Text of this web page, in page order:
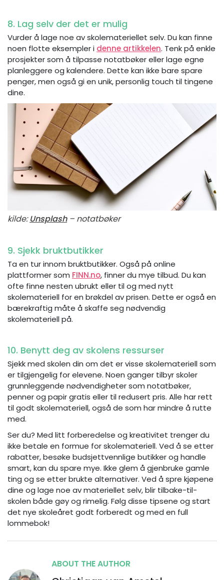
8. Lag selv der det er mulig
Vurder å lage noe av skolemateriellet selv. Du kan finne
noen flotte eksempler i denne artikkelen. Tenk på enkle
prosjekter som å tilpasse notatbøker eller lage egne
planleggere og kalendere. Dette kan ikke bare spare
penger, men også gi en unik, personlig touch til tingene
dine.
kilde:Unsplash– notatbøker
9. Sjekk bruktbutikker
Ta en tur innom bruktbutikker. Også på online
plattformer som FINN.no, finner du mye tilbud. Du kan
ofte finne nesten ubrukt eller til og med nytt
skolemateriell for en brøkdel av prisen. Dette er også en
bærekraftig måte å skaffe seg nødvendig
skolemateriell på.
10. Benytt deg av skolens ressurser
Sjekk med skolen din om det er visse skolemateriell som
er tilgjengelig for elevene. Noen ganger tilbyr skoler
grunnleggende nødvendigheter som notatbøker,
penner og papir gratis eller til redusert pris. Alle har rett
til godt skolemateriell, også de som har mindre å rutte
med.
Ser du? Med litt forberedelse og kreativitet trenger du
ikke betale en formue for skolemateriell. Ved å se etter
rabatter, besøke budsjettvennlige butikker og handle
smart, kan du spare mye. Ikke glem å gjenbruke gamle
ting og se etter brukte alternativer. Ved å spre kjøpene
dine og lage noe av materiellet selv, blir tilbake-til-
skolen både gøy og rimelig. Følg disse tipsene og start
det nye skoleåret godt forberedt og med en full
lommebok!
ABOUT THE AUTHOR